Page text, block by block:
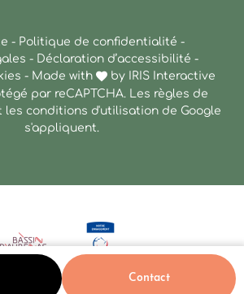
Contact
- Politique de confidentialité -
- Déclaration d’accessibilité -
- Made with by
IRIS Interactive
par reCAPTCHA. Les règles de
les conditions d'utilisation de Google
s'appliquent.